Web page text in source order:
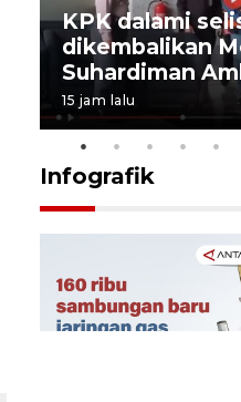
KPK dalami
dikembalikan
Suhardiman
15 jam lalu
Infografik